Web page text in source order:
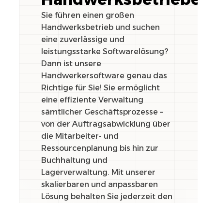
Sie führen einen großen
Handwerksbetrieb und suchen
eine zuverlässige und
leistungsstarke Softwarelösung?
Dann ist unsere
Handwerkersoftware genau das
Richtige für Sie! Sie ermöglicht
eine effiziente Verwaltung
sämtlicher Geschäftsprozesse –
von der Auftragsabwicklung über
die Mitarbeiter- und
Ressourcenplanung bis hin zur
Buchhaltung und
Lagerverwaltung. Mit unserer
skalierbaren und anpassbaren
Lösung behalten Sie jederzeit den